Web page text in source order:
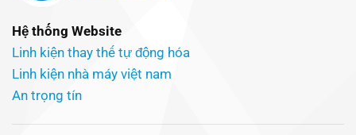
Hệ thống Website
Linh kiện thay thế tự động hóa
Linh kiện nhà máy việt nam
An trọng tín